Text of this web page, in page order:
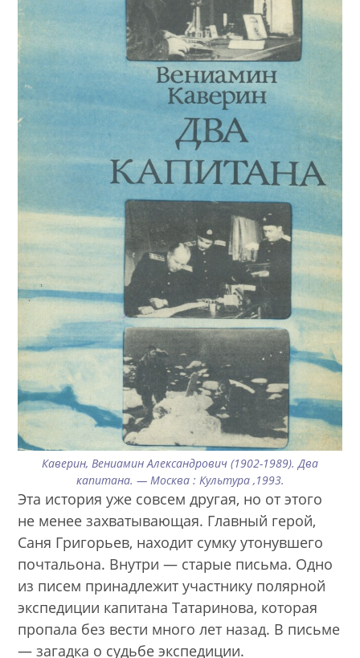
Каверин, Вениамин Александрович (1902-1989). Два
капитана. — Москва : Культура ,1993.
Эта история уже совсем другая, но от этого
не менее захватывающая. Главный герой,
Саня Григорьев, находит сумку утонувшего
почтальона. Внутри — старые письма. Одно
из писем принадлежит участнику полярной
экспедиции капитана Татаринова, которая
пропала без вести много лет назад. В письме
— загадка о судьбе экспедиции.